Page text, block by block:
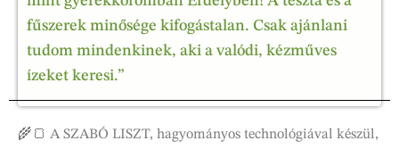
fűszerek minősége kifogástalan. Csak ajánlani
tudom mindenkinek, aki a valódi, kézműves
ízeket keresi.”
🌾🍞 A SZABÓ LISZT, hagyományos technológiával készül,